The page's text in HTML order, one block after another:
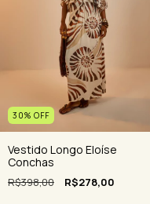
30% OFF
Vestido Longo Eloíse
Conchas
R$398,00 R$278,00